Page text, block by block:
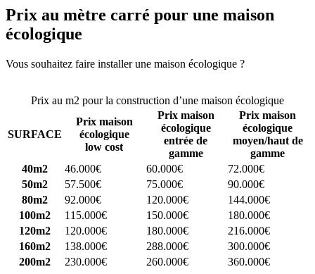
Prix au mètre carré pour une maison
écologique
Vous souhaitez faire installer une maison écologique ?
Prix au m2 pour la construction d’une maison écologique
SURFACE
Prix maison
écologique
low cost
Prix maison
écologique
entrée de
gamme
Prix maison
écologique
moyen/haut de
gamme
40m2
46.000€ 60.000€
72.000€
50m2
57.500€ 75.000€
90.000€
80m2
92.000€ 120.000€
144.000€
100m2
115.000€ 150.000€
180.000€
120m2
120.000€ 180.000€
216.000€
160m2
138.000€ 288.000€
300.000€
200m2
230.000€ 260.000€ 360.000€